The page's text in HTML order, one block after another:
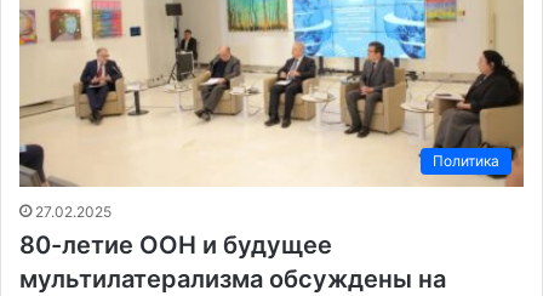
Политика
27.02.2025
80-летие ООН и будущее
мультилатерализма обсуждены на